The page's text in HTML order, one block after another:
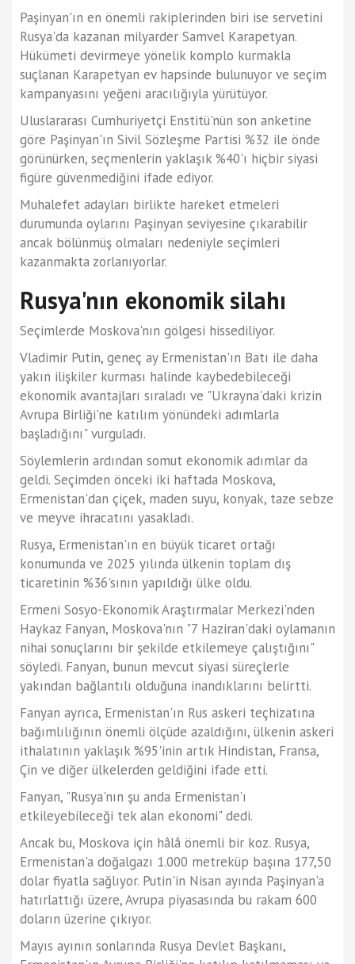
Paşinyan'ın en önemli rakiplerinden biri ise servetini
Rusya'da kazanan milyarder Samvel Karapetyan.
Hükümeti devirmeye yönelik komplo kurmakla
suçlanan Karapetyan ev hapsinde bulunuyor ve seçim
kampanyasını yeğeni aracılığıyla yürütüyor.
Uluslararası Cumhuriyetçi Enstitü'nün son anketine
göre Paşinyan'ın Sivil Sözleşme Partisi %32 ile önde
görünürken, seçmenlerin yaklaşık %40'ı hiçbir siyasi
figüre güvenmediğini ifade ediyor.
Muhalefet adayları birlikte hareket etmeleri
durumunda oylarını Paşinyan seviyesine çıkarabilir
ancak bölünmüş olmaları nedeniyle seçimleri
kazanmakta zorlanıyorlar.
Rusya'nın ekonomik silahı
Seçimlerde Moskova'nın gölgesi hissediliyor.
Vladimir Putin, geneç ay Ermenistan'ın Batı ile daha
yakın ilişkiler kurması halinde kaybedebileceği
ekonomik avantajları sıraladı ve "Ukrayna'daki krizin
Avrupa Birliği'ne katılım yönündeki adımlarla
başladığını" vurguladı.
Söylemlerin ardından somut ekonomik adımlar da
geldi. Seçimden önceki iki haftada Moskova,
Ermenistan'dan çiçek, maden suyu, konyak, taze sebze
ve meyve ihracatını yasakladı.
Rusya, Ermenistan'ın en büyük ticaret ortağı
konumunda ve 2025 yılında ülkenin toplam dış
ticaretinin %36'sının yapıldığı ülke oldu.
Ermeni Sosyo-Ekonomik Araştırmalar Merkezi'nden
Haykaz Fanyan, Moskova'nın "7 Haziran'daki oylamanın
nihai sonuçlarını bir şekilde etkilemeye çalıştığını"
söyledi. Fanyan, bunun mevcut siyasi süreçlerle
yakından bağlantılı olduğuna inandıklarını belirtti.
Fanyan ayrıca, Ermenistan'ın Rus askeri teçhizatına
bağımlılığının önemli ölçüde azaldığını, ülkenin askeri
ithalatının yaklaşık %95'inin artık Hindistan, Fransa,
Çin ve diğer ülkelerden geldiğini ifade etti.
Fanyan, "Rusya'nın şu anda Ermenistan'ı
etkileyebileceği tek alan ekonomi" dedi.
Ancak bu, Moskova için hâlâ önemli bir koz. Rusya,
Ermenistan'a doğalgazı 1.000 metreküp başına 177,50
dolar fiyatla sağlıyor. Putin'in Nisan ayında Paşinyan'a
hatırlattığı üzere, Avrupa piyasasında bu rakam 600
doların üzerine çıkıyor.
Mayıs ayının sonlarında Rusya Devlet Başkanı,